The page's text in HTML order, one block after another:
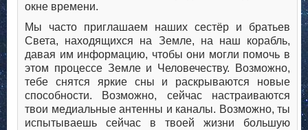
окне времени.
Мы часто приглашаем наших сестёр и братьев
Света, находящихся на Земле, на наш корабль,
давая им информацию, чтобы они могли помочь в
этом процессе Земле и Человечеству. Возможно,
тебе снятся яркие сны и раскрываются новые
способности. Возможно, сейчас настраиваются
твои медиальные антенны и каналы. Возможно, ты
испытываешь сейчас в твоей жизни большую